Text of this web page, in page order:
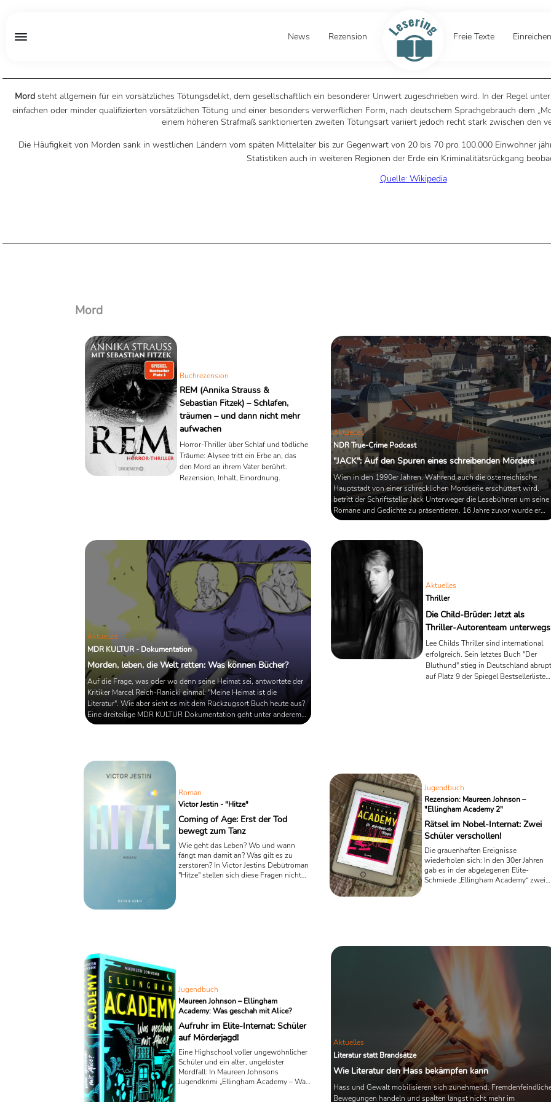
News Rezension Freie Texte Einreichen
Mord steht allgemein für ein vorsätzliches Tötungsdelikt, dem gesellschaftlich ein besonderer Unwert zugeschrieben wird. In der Regel
einfachen oder minder qualifizierten vorsätzlichen Tötung und einer besonders verwerflichen Form, nach deutschem Sprachgebrauch dem
einem höheren Strafmaß sanktionierten zweiten Tötungsart variiert jedoch recht stark zwischen den
Die Häufigkeit von Morden sank in westlichen Ländern vom späten Mittelalter bis zur Gegenwart von 20 bis 70 pro 100.000 Einwohner
Statistiken auch in weiteren Regionen der Erde ein Kriminalitätsrückgang
Quelle: Wikipedia
Mord
Buchrezension
REM (Annika Strauss &
Sebastian Fitzek) – Schlafen,
träumen – und dann nicht mehr
aufwachen
Horror-Thriller über Schlaf und tödliche
Träume: Alysee tritt ein Erbe an, das
den Mord an ihrem Vater berührt.
Rezension, Inhalt, Einordnung.
Aktuelles
NDR True-Crime Podcast
"JACK": Auf den Spuren eines schreibenden Mörders
Wien in den 1990er Jahren. Während auch die österreichische
Hauptstadt von einer schrecklichen Mordserie erschüttert wird,
betritt der Schriftsteller Jack Unterweger die Lesebühnen um seine
Romane und Gedichte zu präsentieren. 16 Jahre zuvor wurde er
vom Landesgericht Salzburg wegen Mordes zu lebenslanger Haft
Dieser Frage geht der Autor und Journalist Malte Herwig in dem
neuen NDR True-Crime-Podcast "JACK" nach, der im kommenden ...
Aktuelles
MDR KULTUR - Dokumentation
Morden, leben, die Welt retten: Was können Bücher?
Auf die Frage, was oder wo denn seine Heimat sei, antwortete der
Kritiker Marcel Reich-Ranicki einmal: "Meine Heimat ist die
Literatur". Wie aber sieht es mit dem Rückzugsort Buch heute aus?
Eine dreiteilige MDR KULTUR Dokumentation geht unter anderem
dieser Frage auf den Grund. Außerdem fragt die Reihe: "Können
abrufbar.
Aktuelles
Thriller
Die Child-Brüder: Jetzt als
Thriller-Autorenteam unterwegs
Lee Childs Thriller sind international
erfolgreich. Sein letztes Buch "Der
Bluthund" stieg in Deutschland abrupt
auf Platz 9 der Spiegel Bestsellerliste
der Reacher-Serie durchaus ...
Roman
Victor Jestin - "Hitze"
Coming of Age: Erst der Tod
bewegt zum Tanz
Wie geht das Leben? Wo und wann
fängt man damit an? Was gilt es zu
zerstören? In Victor Jestins Debütroman
"Hitze" stellen sich diese Fragen nicht
Jugendbuch
Rezension: Maureen Johnson –
"Ellingham Academy 2"
Rätsel im Nobel-Internat: Zwei
Schüler verschollen!
Die grauenhaften Ereignisse
wiederholen sich: In den 30er Jahren
gab es in der abgelegenen Elite-
Schmiede „Ellingham Academy“ zwei
Academy 2 – Die geheimnisvolle
Treppe“ von der amerikanischen Autorin
Maureen Johnson entdeckt die Schülerin
Stevie immer neue Rätsel und
Geheimnisse. Dabei ...
Jugendbuch
Maureen Johnson – Ellingham
Academy: Was geschah mit Alice?
Aufruhr im Elite-Internat: Schüler
auf Mörderjagd!
Eine Highschool voller ungewöhnlicher
Schüler und ein alter, ungelöster
Mordfall: In Maureen Johnsons
Jugendkrimi „Ellingham Academy – Was
Aktuelles
Literatur statt Brandsätze
Wie Literatur den Hass bekämpfen kann
Hass und Gewalt mobilisieren sich zunehmend.
Bewegungen handeln und spalten längst nicht mehr im